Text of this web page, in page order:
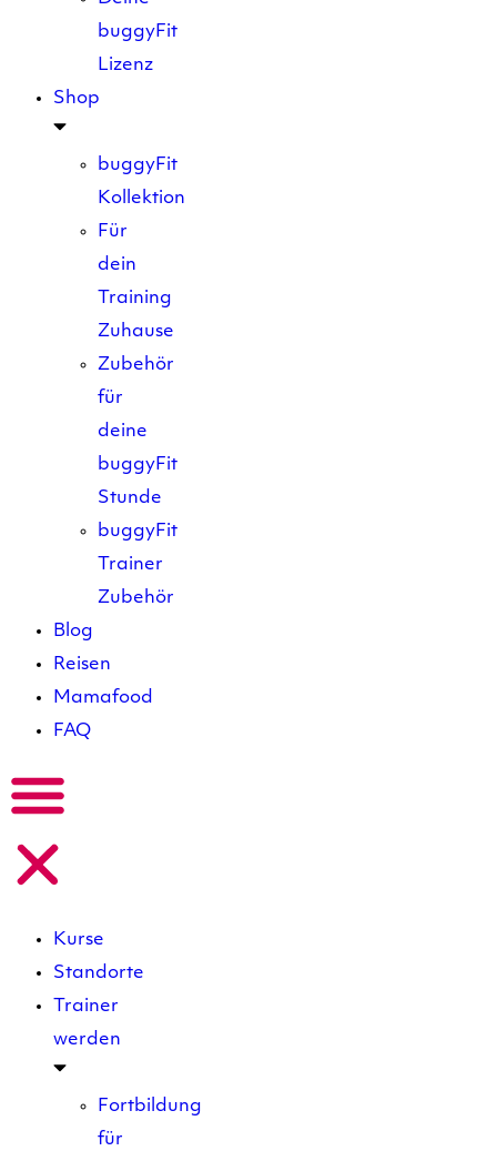
buggyFit
Lizenz
Shop
buggyFit
Kollektion
Für
dein
Training
Zuhause
Zubehör
für
deine
buggyFit
Stunde
buggyFit
Trainer
Zubehör
Blog
Reisen
Mamafood
FAQ
Kurse
Standorte
Trainer
werden
Fortbildung
für